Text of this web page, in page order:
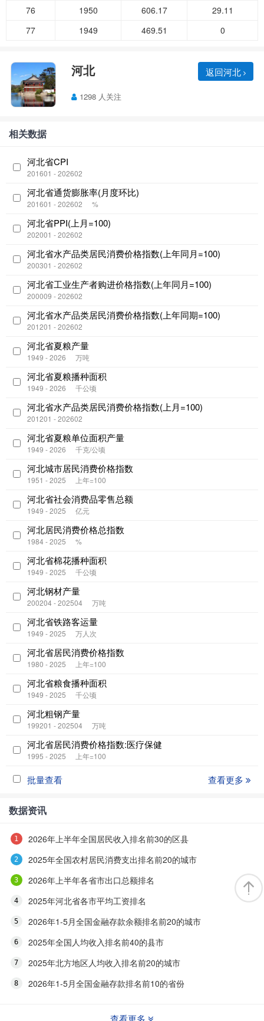
76
1950 606.17
29.11
77
1949 469.51 0
河北 返回河北
1298 人关注
相关数据
河北省CPI
201601 - 202602
河北省通货膨胀率(月度环比)
201601 - 202602 %
河北省PPI(上月=100)
202001 - 202602
河北省水产品类居民消费价格指数(上年同月=100)
200301 - 202602
河北省工业生产者购进价格指数(上年同月=100)
200009 - 202602
河北省水产品类居民消费价格指数(上年同期=100)
201201 - 202602
河北省夏粮产量
1949 - 2026 万吨
河北省夏粮播种面积
1949 - 2026 千公顷
河北省水产品类居民消费价格指数(上月=100)
201201 - 202602
河北省夏粮单位面积产量
1949 - 2026 千克/公顷
河北城市居民消费价格指数
1951 - 2025 上年=100
河北省社会消费品零售总额
1949 - 2025 亿元
河北居民消费价格总指数
1984 - 2025 %
河北省棉花播种面积
1949 - 2025 千公顷
河北钢材产量
200204 - 202504 万吨
河北省铁路客运量
1949 - 2025 万人次
河北省居民消费价格指数
1980 - 2025 上年=100
河北省粮食播种面积
1949 - 2025 千公顷
河北粗钢产量
199201 - 202504 万吨
河北省居民消费价格指数:医疗保健
1995 - 2025 上年=100
批量查看 查看更多
数据资讯
2026年上半年全国居民收入排名前30的区县
2025年全国农村居民消费支出排名前20的城市
2026年上半年各省市出口总额排名
2025年河北省各市平均工资排名
2026年1-5月全国金融存款余额排名前20的城市
2025年全国人均收入排名前40的县市
2025年北方地区人均收入排名前20的城市
2026年1-5月全国金融存款排名前10的省份
查看更多